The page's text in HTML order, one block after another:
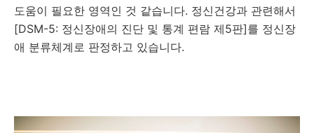
도움이 필요한 영역인 것 같습니다. 정신건강과 관련해서
[DSM-5: 정신장애의 진단 및 통계 편람 제5판]를 정신장
애 분류체계로 판정하고 있습니다.